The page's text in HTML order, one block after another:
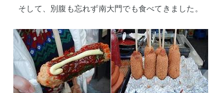
そして、別腹も忘れず南大門でも食べてきました。